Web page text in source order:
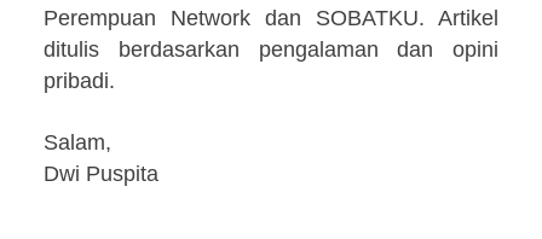
Perempuan Network dan SOBATKU. Artikel
ditulis berdasarkan pengalaman dan opini
pribadi.
Salam,
Dwi Puspita